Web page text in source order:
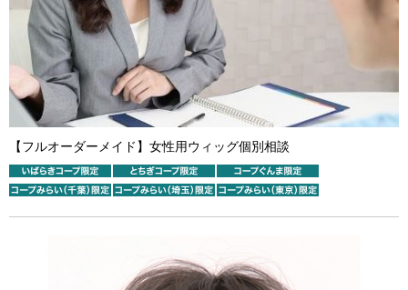
【フルオーダーメイド】女性用ウィッグ個別相談